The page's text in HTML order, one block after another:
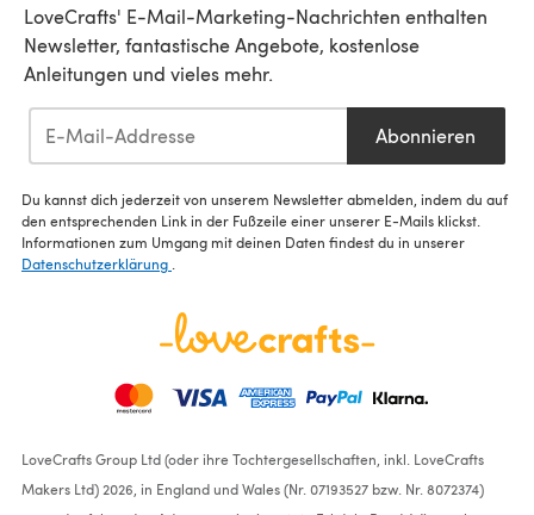
LoveCrafts' E-Mail-Marketing-Nachrichten enthalten
Newsletter, fantastische Angebote, kostenlose
Anleitungen und vieles mehr.
Abonnieren
Du kannst dich jederzeit von unserem Newsletter abmelden, indem du auf
den entsprechenden Link in der Fußzeile einer unserer E-Mails klickst.
Informationen zum Umgang mit deinen Daten findest du in unserer
Datenschutzerklärung
LoveCrafts Group Ltd (oder ihre Tochtergesellschaften, inkl. LoveCrafts
Makers Ltd) 2026, in England und Wales (Nr. 07193527 bzw. Nr. 8072374)